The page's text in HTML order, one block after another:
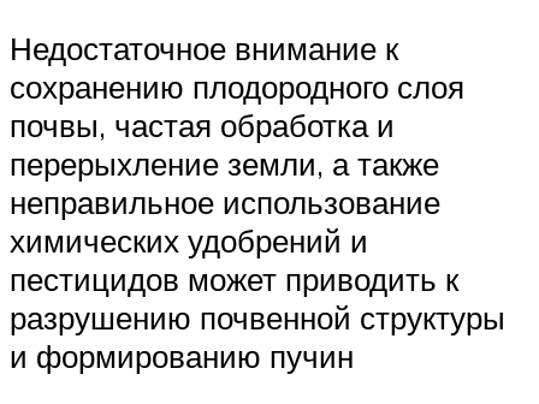
Недостаточное внимание к
сохранению плодородного слоя
почвы, частая обработка и
перерыхление земли, а также
неправильное использование
химических удобрений и
пестицидов может приводить к
разрушению почвенной структуры
и формированию пучин